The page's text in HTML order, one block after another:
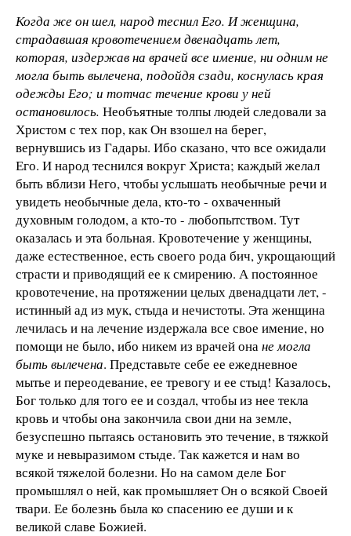
Когда же он шел, народ теснил Его. И женщина,
страдавшая кровотечением двенадцать лет,
которая, издержав на врачей все имение, ни одним не
могла быть вылечена, подойдя сзади, коснулась края
одежды Его; и тотчас течение крови у ней
остановилось. Необъятные толпы людей следовали за
Христом с тех пор, как Он взошел на берег,
вернувшись из Гадары. Ибо сказано, что все ожидали
Его. И народ теснился вокруг Христа; каждый желал
быть вблизи Него, чтобы услышать необычные речи и
увидеть необычные дела, кто-то - охваченный
духовным голодом, а кто-то - любопытством. Тут
оказалась и эта больная. Кровотечение у женщины,
даже естественное, есть своего рода бич, укрощающий
страсти и приводящий ее к смирению. А постоянное
кровотечение, на протяжении целых двенадцати лет, -
истинный ад из мук, стыда и нечистоты. Эта женщина
лечилась и на лечение издержала все свое имение, но
помощи не было, ибо никем из врачей онане могла
быть вылечена. Представьте себе ее ежедневное
мытье и переодевание, ее тревогу и ее стыд! Казалось,
Бог только для того ее и создал, чтобы из нее текла
кровь и чтобы она закончила свои дни на земле,
безуспешно пытаясь остановить это течение, в тяжкой
муке и невыразимом стыде. Так кажется и нам во
всякой тяжелой болезни. Но на самом деле Бог
промышлял о ней, как промышляет Он о всякой Своей
твари. Ее болезнь была ко спасению ее души и к
великой славе Божией.